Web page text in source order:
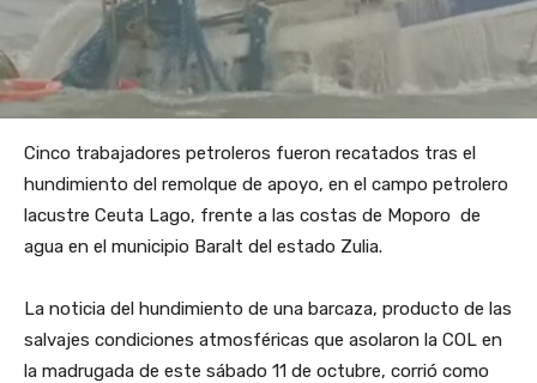
Cinco trabajadores petroleros fueron recatados tras el
hundimiento del remolque de apoyo, en el campo petrolero
lacustre Ceuta Lago, frente a las costas de Moporo de
agua en el municipio Baralt del estado Zulia.
La noticia del hundimiento de una barcaza, producto de las
salvajes condiciones atmosféricas que asolaron la COL en
la madrugada de este sábado 11 de octubre, corrió como